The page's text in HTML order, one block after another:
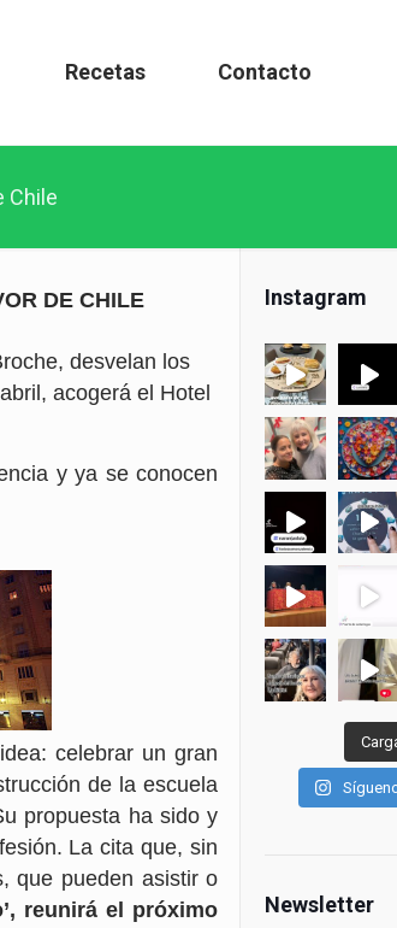
Recetas Contacto
Chile
DE CHILE
desvelan los
acogerá el Hotel
y ya se conocen
celebrar un gran
de la escuela
propuesta ha sido y
La cita que, sin
que pueden asistir o
reunirá el próximo
Instagram
Newsletter